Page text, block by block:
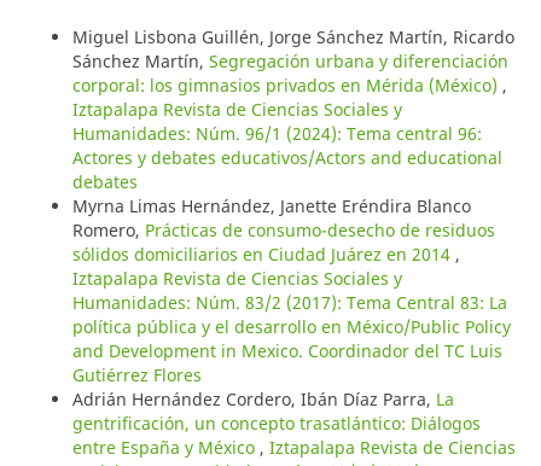
Miguel Lisbona Guillén, Jorge Sánchez Martín, Ricardo
Sánchez Martín, Segregación urbana y diferenciación
corporal: los gimnasios privados en Mérida (México) ,
Iztapalapa Revista de Ciencias Sociales y
Humanidades: Núm. 96/1 (2024): Tema central 96:
Actores y debates educativos/Actors and educational
debates
Myrna Limas Hernández, Janette Eréndira Blanco
Romero, Prácticas de consumo-desecho de residuos
sólidos domiciliarios en Ciudad Juárez en 2014 ,
Iztapalapa Revista de Ciencias Sociales y
Humanidades: Núm. 83/2 (2017): Tema Central 83: La
política pública y el desarrollo en México/Public Policy
and Development in Mexico. Coordinador del TC Luis
Gutiérrez Flores
Adrián Hernández Cordero, Ibán Díaz Parra, La
gentrificación, un concepto trasatlántico: Diálogos
entre España y México , Iztapalapa Revista de Ciencias